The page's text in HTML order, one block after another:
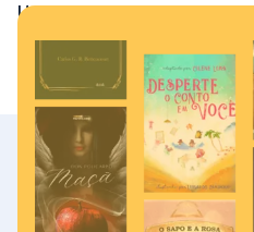
Uma escola que sente :
narrativas reunidas
52,00
Comprar